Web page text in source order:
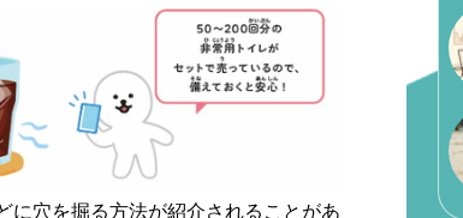
に穴を掘る方法が紹介されることがあ